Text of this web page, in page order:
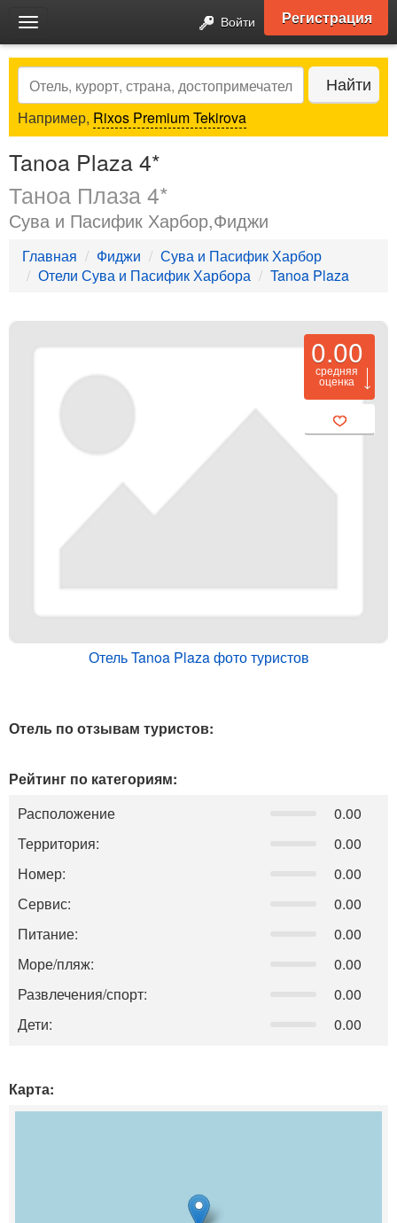
Toggle
navigation
Войти Регистрация
Search Найти
Например, Rixos Premium Tekirova
Tanoa Plaza 4*
Таноа Плаза 4*
Сува и Пасифик Харбор,Фиджи
Главная Фиджи
Сува и Пасифик Харбор
Отели Сува и Пасифик Харбора
Tanoa Plaza
0.00
средняя
оценка
Отель Tanoa Plaza фото туристов
Отель по отзывам туристов:
Рейтинг по категориям:
Расположение
0.00
Территория:
0.00
Номер:
0.00
Сервис:
0.00
Питание:
0.00
Море/пляж:
0.00
Развлечения/спорт:
0.00
Дети:
0.00
Карта: